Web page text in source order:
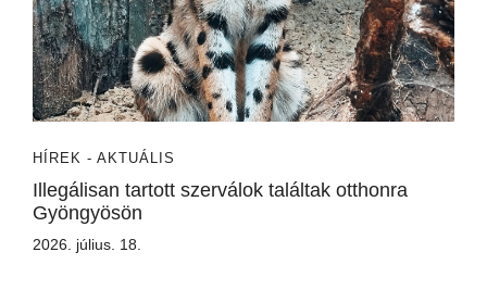
HÍREK - AKTUÁLIS
Illegálisan tartott szerválok találtak otthonra
Gyöngyösön
2026. július. 18.